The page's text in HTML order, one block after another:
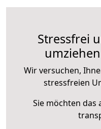
Stressfrei
Wir versuchen,
stressfreien
Sie möchten das